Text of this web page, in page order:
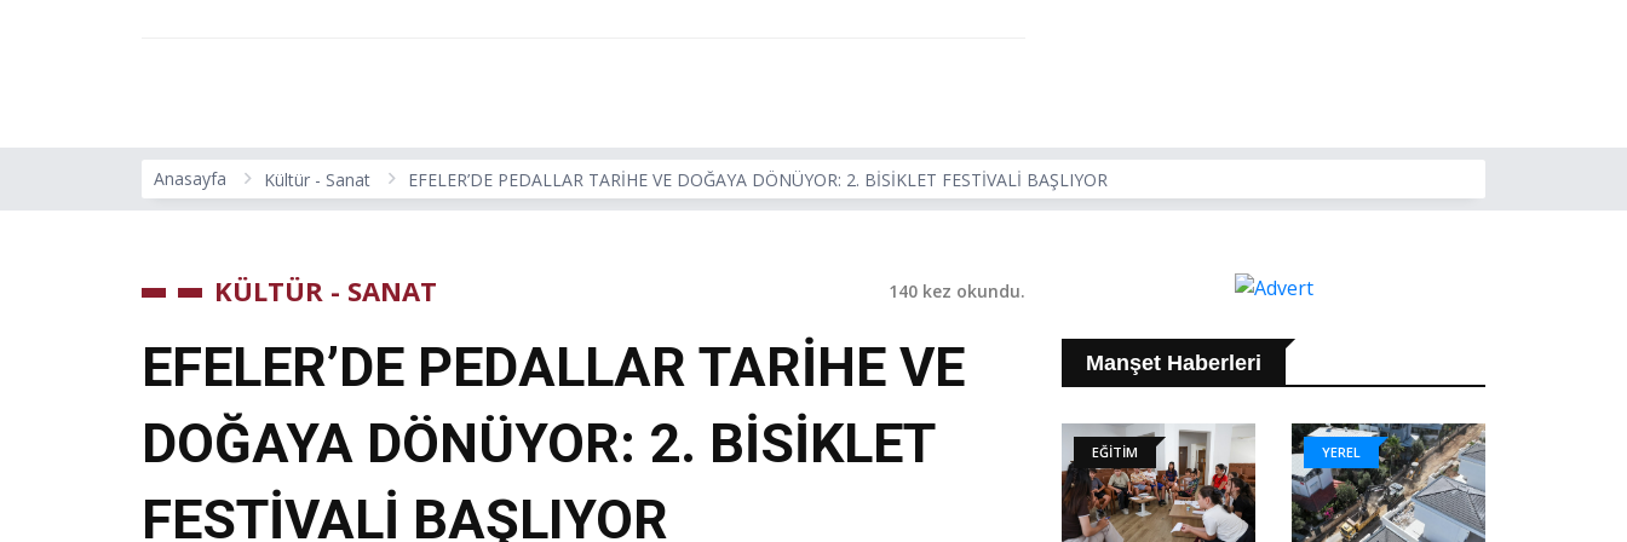
Anasayfa Kültür - Sanat EFELER’DE PEDALLAR TARİHE VE DOĞAYA DÖNÜYOR: 2. BİSİKLET FESTİVALİ BAŞLIYOR
KÜLTÜR - SANAT 140 kez okundu.
EFELER’DE PEDALLAR TARİHE VE
DOĞAYA DÖNÜYOR: 2. BİSİKLET
FESTİVALİ BAŞLIYOR
Manşet Haberleri
EĞİTİM YEREL